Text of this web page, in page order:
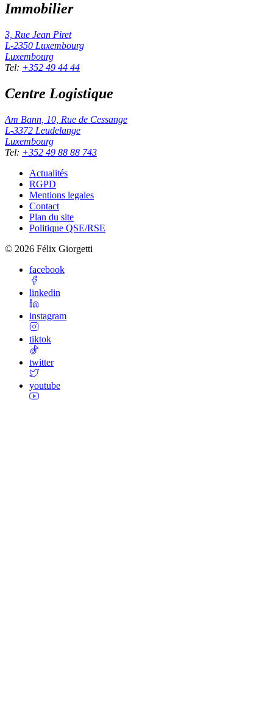
Immobilier
3, Rue Jean Piret
L-2350 Luxembourg
Luxembourg
Tel: +352 49 44 44
Centre Logistique
Am Bann, 10, Rue de Cessange
L-3372 Leudelange
Luxembourg
Tel: +352 49 88 88 743
Actualités
RGPD
Mentions legales
Contact
Plan du site
Politique QSE/RSE
© 2026 Félix Giorgetti
facebook
linkedin
instagram
tiktok
twitter
youtube